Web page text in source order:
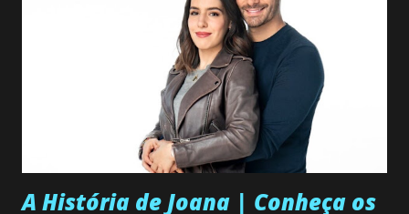
A História de Joana | Conheça os